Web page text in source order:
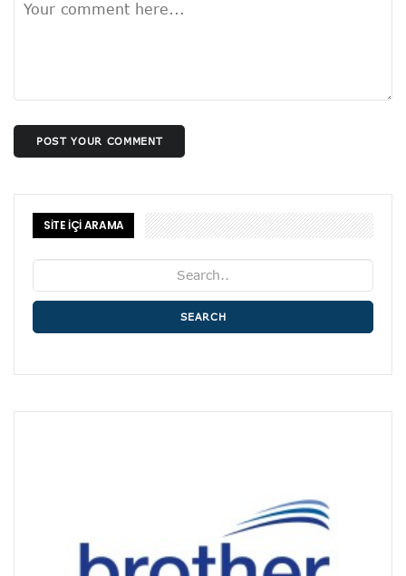
POST YOUR COMMENT
SİTE İÇİ ARAMA
SEARCH